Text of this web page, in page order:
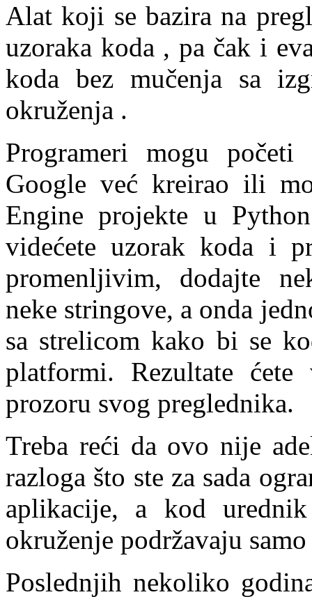
Alat koji se bazira na
uzoraka koda , pa čak i
koda bez mučenja sa
okruženja .
Programeri mogu
Google već kreirao ili
Engine projekte u
videćete uzorak koda i
promenljivim, dodajte
neke stringove, a onda
sa strelicom kako bi se
platformi. Rezultate
prozoru svog preglednika.
Treba reći da ovo nije
razloga što ste za sada
aplikacije, a kod
okruženje podržavaju
Poslednjih nekoliko